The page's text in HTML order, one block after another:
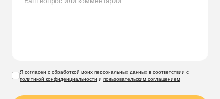
Я согласен с обработкой моих персональных данных в соответствии с
политикой конфиденциальности и пользовательским соглашением